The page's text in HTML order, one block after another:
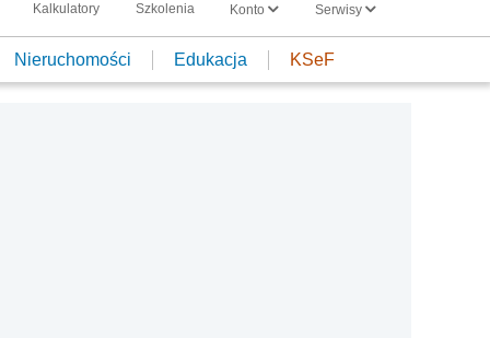
Kalkulatory Szkolenia Konto Serwisy
Nieruchomości Edukacja KSeF